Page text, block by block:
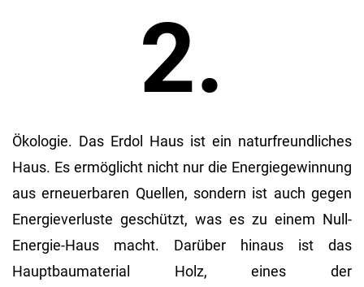
2.
Ökologie. Das Erdol Haus ist ein naturfreundliches
Haus. Es ermöglicht nicht nur die Energiegewinnung
aus erneuerbaren Quellen, sondern ist auch gegen
Energieverluste geschützt, was es zu einem Null-
Energie-Haus macht. Darüber hinaus ist das
Hauptbaumaterial Holz, eines der